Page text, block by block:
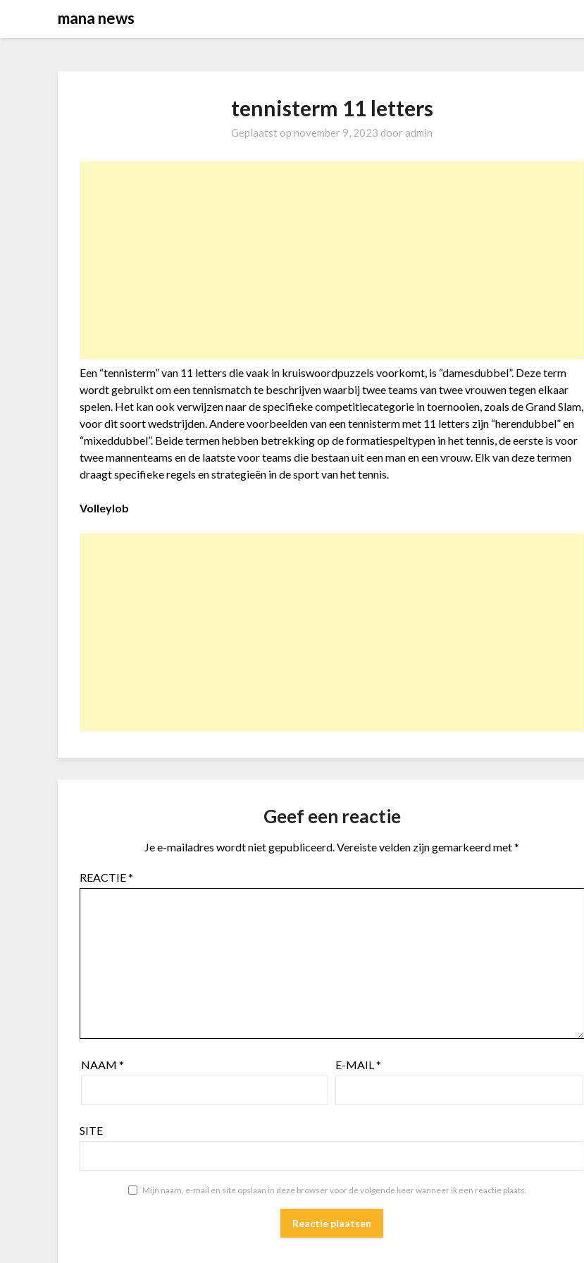
mana news
tennisterm 11 letters
Geplaatst op november 9, 2023 door admin
Een “tennisterm” van 11 letters die vaak in kruiswoordpuzzels voorkomt, is “damesdubbel”. Deze term
wordt gebruikt om een tennismatch te beschrijven waarbij twee teams van twee vrouwen tegen elkaar
spelen. Het kan ook verwijzen naar de specifieke competitiecategorie in toernooien, zoals de Grand Slam,
voor dit soort wedstrijden. Andere voorbeelden van een tennisterm met 11 letters zijn “herendubbel” en
“mixeddubbel”. Beide termen hebben betrekking op de formatiespeltypen in het tennis, de eerste is voor
twee mannenteams en de laatste voor teams die bestaan uit een man en een vrouw. Elk van deze termen
draagt specifieke regels en strategieën in de sport van het tennis.
Volleylob
Geef een reactie
Je e-mailadres wordt niet gepubliceerd.Vereiste velden zijn gemarkeerd met*
REACTIE*
NAAM* E-MAIL*
SITE
Mijn naam, e-mail en site opslaan in deze browser voor de volgende keer wanneer ik een reactie plaats.